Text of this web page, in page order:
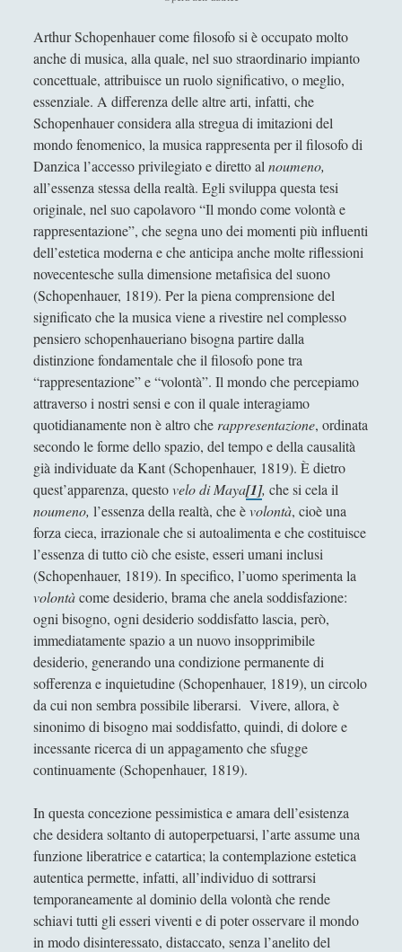
► Filosofia(799)
► Saggi(72)
► Scienza (84)
► Storia(144)
(441)
► Random(28)
► Ironia(7)
► Un Po’ Di Narrativa(7)
► Attualità(12)
► Azione Filosofica(4)
► Cinema e Serie(15)
Collana di Scuola Filosofica (13)
► Didattica(7)
► Economia(9)
► Filologia (4)
► Geopolitica(11)
► I percorsi di SF2.0(7)
► In edicola(1)
► Interviste
► Itinerari (14)
▼ Musica(14)
Beethoven - Quarto Concerto per Pianoforte e
Orchestra
Gaetano Donizetti, Giuseppe Mazzini e il suono
del Risorgimento: la musica come arte
progressiva
Il "Massacro" di Primavera
L'ARMONIA INVISIBILE: UN VIAGGIO NELL'ESTETICA
MUSICALE TRA EMOZIONE, FORMA E SIGNIFICATO
Arthur Schopenhauer come filosofo si è occupato molto
anche di musica, alla quale, nel suo straordinario impianto
concettuale, attribuisce un ruolo significativo, o meglio,
essenziale. A differenza delle altre arti, infatti, che
Schopenhauer considera alla stregua di imitazioni del
mondo fenomenico, la musica rappresenta per il filosofo di
Danzica l’accesso privilegiato e diretto alnoumeno,
all’essenza stessa della realtà. Egli sviluppa questa tesi
originale, nel suo capolavoro “Il mondo come volontà e
rappresentazione”, che segna uno dei momenti più influenti
dell’estetica moderna e che anticipa anche molte riflessioni
novecentesche sulla dimensione metafisica del suono
(Schopenhauer, 1819). Per la piena comprensione del
significato che la musica viene a rivestire nel complesso
pensiero schopenhaueriano bisogna partire dalla
distinzione fondamentale che il filosofo pone tra
“rappresentazione” e “volontà”. Il mondo che percepiamo
attraverso i nostri sensi e con il quale interagiamo
quotidianamente non è altro che rappresentazione, ordinata
secondo le forme dello spazio, del tempo e della causalità
già individuate da Kant (Schopenhauer, 1819). È dietro
quest’apparenza, questovelo di Maya[1],che si cela il
noumeno,l’essenza della realtà, che èvolontà, cioè una
forza cieca, irrazionale che si autoalimenta e che costituisce
l’essenza di tutto ciò che esiste, esseri umani inclusi
(Schopenhauer, 1819). In specifico, l’uomo sperimenta la
volontàcome desiderio, brama che anela soddisfazione:
ogni bisogno, ogni desiderio soddisfatto lascia, però,
immediatamente spazio a un nuovo insopprimibile
desiderio, generando una condizione permanente di
sofferenza e inquietudine (Schopenhauer, 1819), un circolo
da cui non sembra possibile liberarsi. Vivere, allora, è
sinonimo di bisogno mai soddisfatto, quindi, di dolore e
incessante ricerca di un appagamento che sfugge
continuamente (Schopenhauer, 1819).
In questa concezione pessimistica e amara dell’esistenza
che desidera soltanto di autoperpetuarsi, l’arte assume una
funzione liberatrice e catartica; la contemplazione estetica
autentica permette, infatti, all’individuo di sottrarsi
temporaneamente al dominio della volontà che rende
schiavi tutti gli esseri viventi e di poter osservare il mondo
in modo disinteressato, distaccato, senza l’anelito del